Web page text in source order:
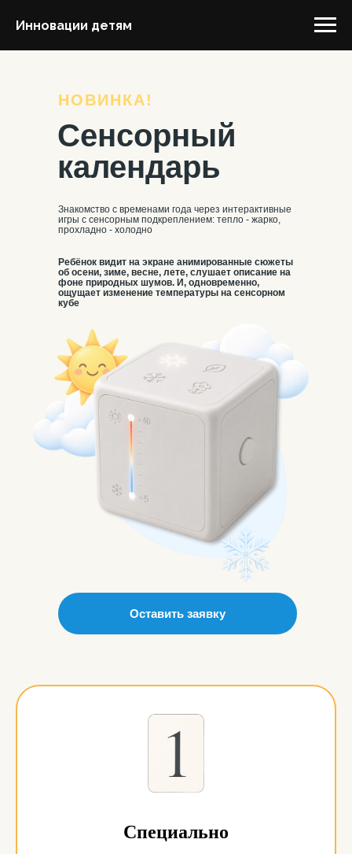
Инновации детям
Сенсорный
календарь
Знакомство с временами года через интерактивные
игры с сенсорным подкреплением: тепло - жарко,
прохладно - холодно
Ребёнок видит на экране анимированные сюжеты
об осени, зиме, весне, лете, слушает описание на
фоне природных шумов. И, одновременно,
ощущает изменение температуры на сенсорном
кубе
Оставить заявку
НОВИНКА!
Специально